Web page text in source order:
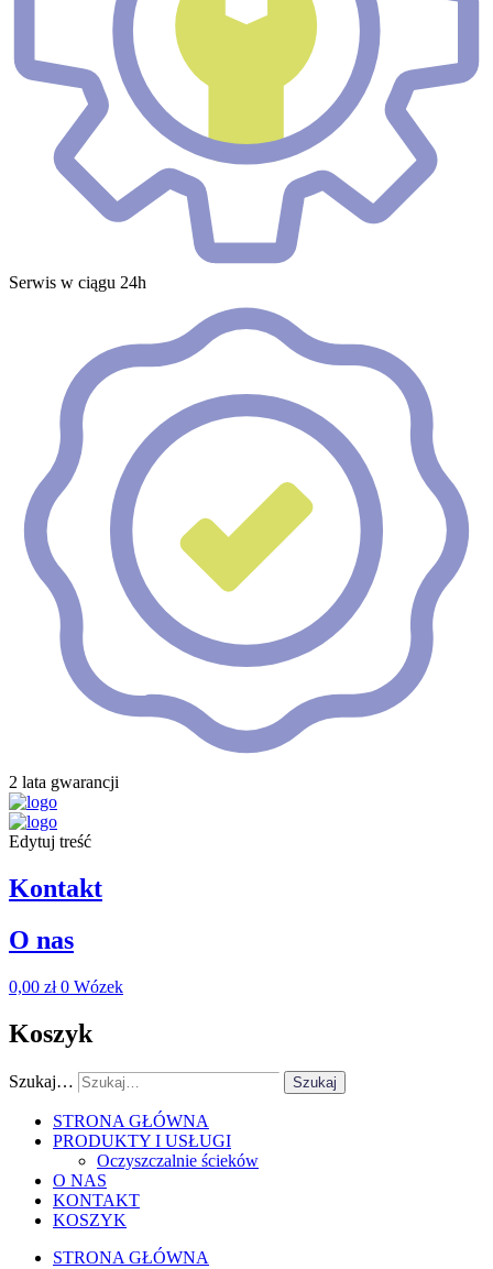
Serwis w ciągu 24h
2 lata gwarancji
Edytuj treść
Kontakt
O nas
0,00 zł 0 Wózek
Koszyk
Szukaj… Szukaj
STRONA GŁÓWNA
PRODUKTY I USŁUGI
Oczyszczalnie ścieków
O NAS
KONTAKT
KOSZYK
STRONA GŁÓWNA